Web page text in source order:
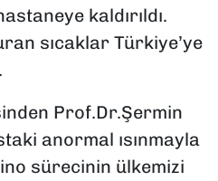
kaldırıldı.
sıcaklar Türkiye’ye
Prof.Dr.Şermin
anormal ısınmayla
sürecinin ülkemizi